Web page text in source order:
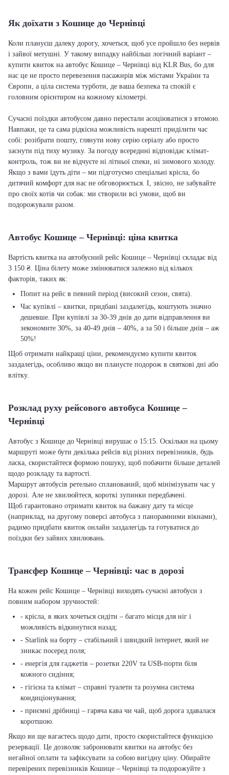
Як доїхати з Кошице до Чернівці
Коли плануєш далеку дорогу, хочеться, щоб усе пройшло без нервів
і зайвої метушні. У такому випадку найбільш логічний варіант –
купити квиток на автобус Кошице – Чернівці від KLR Bus, бо для
нас це не просто перевезення пасажирів між містами України та
Європи, а ціла система турботи, де ваша безпека та спокій є
головним орієнтиром на кожному кілометрі.
Сучасні поїздки автобусом давно перестали асоціюватися з втомою.
Навпаки, це та сама рідкісна можливість нарешті приділити час
собі: розібрати пошту, глянути нову серію серіалу або просто
заснути під тиху музику. За погоду всередині відповідає клімат-
контроль, тож ви не відчуєте ні літньої спеки, ні зимового холоду.
Якщо з вами їдуть діти – ми підготуємо спеціальні крісла, бо
дитячий комфорт для нас не обговорюється. І, звісно, не забувайте
про своїх котів чи собак: ми створили всі умови, щоб ви
подорожували разом.
Автобус Кошице – Чернівці: ціна квитка
Вартість квитка на автобусний рейс Кошице – Чернівці складає від
3 150 ₴. Ціна білету може змінюватися залежно від кількох
факторів, таких як:
Попит на рейс в певний період (високий сезон, свята).
Час купівлі – квитки, придбані заздалегідь, коштують значно
дешевше. При купівлі за 30-39 днів до дати відправлення ви
зекономите 30%, за 40-49 днів – 40%, а за 50 і більше днів – аж
50%!
Щоб отримати найкращі ціни, рекомендуємо купити квиток
заздалегідь, особливо якщо ви плануєте подорож в святкові дні або
влітку.
Розклад руху рейсового автобуса Кошице –
Чернівці
Автобус з Кошице до Чернівці вирушає о 15:15. Оскільки на цьому
маршруті може бути декілька рейсів від різних перевізників, будь
ласка, скористайтеся формою пошуку, щоб побачити більше деталей
щодо розкладу та вартості.
Маршрут автобусів ретельно спланований, щоб мінімізувати час у
дорозі. Але не хвилюйтеся, короткі зупинки передбачені.
Щоб гарантовано отримати квиток на бажану дату та місце
(наприклад, на другому поверсі автобуса з панорамними вікнами),
радимо придбати квиток онлайн заздалегідь та готуватися до
поїздки без зайвих хвилювань.
Трансфер Кошице – Чернівці: час в дорозі
На кожен рейс Кошице – Чернівці виходять сучасні автобуси з
повним набором зручностей:
- крісла, в яких хочеться сидіти – багато місця для ніг і
можливість відкинутися назад;
- Starlink на борту – стабільний і швидкий інтернет, який не
зникає посеред поля;
- енергія для гаджетів – розетки 220V та USB-порти біля
кожного сидіння;
- гігієна та клімат – справні туалети та розумна система
кондиціонування;
- приємні дрібниці – гаряча кава чи чай, щоб дорога здавалася
коротшою.
Якщо ви ще вагаєтесь щодо дати, просто скористайтеся функцією
резервації. Це дозволяє забронювати квитки на автобус без
негайної оплати та зафіксувати за собою вигідну ціну. Обирайте
перевірених перевізників Кошице – Чернівці та подорожуйте з